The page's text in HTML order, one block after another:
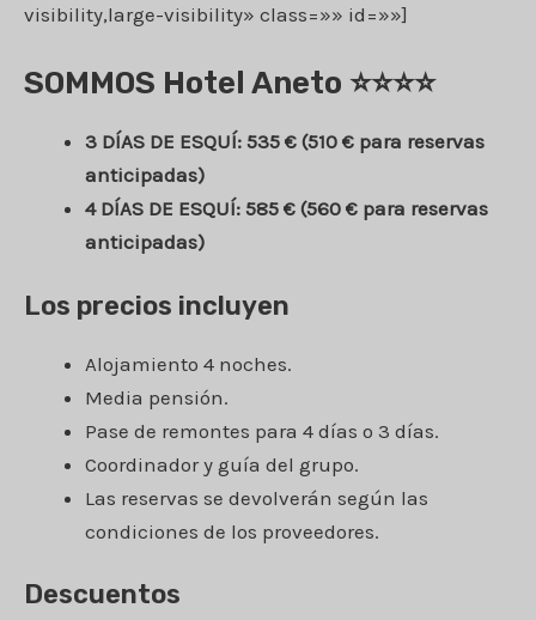
visibility,large-visibility» class=»» id=»»]
SOMMOS Hotel Aneto ⭐⭐⭐⭐
3 DÍAS DE ESQUÍ: 535 € (510 € para reservas
anticipadas)
4 DÍAS DE ESQUÍ: 585 € (560 € para reservas
anticipadas)
Los precios incluyen
Alojamiento 4 noches.
Media pensión.
Pase de remontes para 4 días o 3 días.
Coordinador y guía del grupo.
Las reservas se devolverán según las
condiciones de los proveedores.
Descuentos